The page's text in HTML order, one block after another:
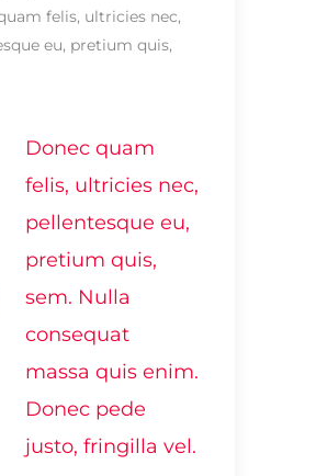
felis, ultricies nec,
eu, pretium quis,
Donec quam
felis, ultricies nec,
pellentesque eu,
pretium quis,
sem. Nulla
consequat
massa quis enim.
Donec pede
justo, fringilla vel.